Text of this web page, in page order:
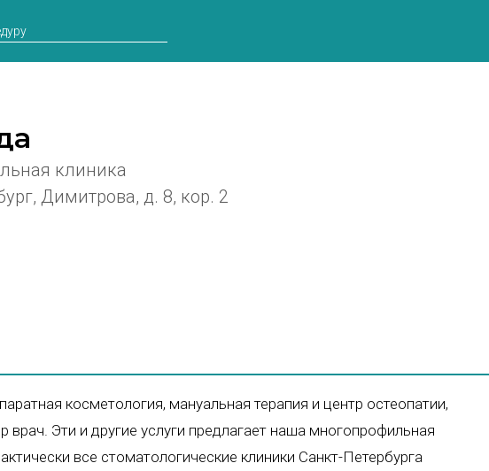
клиника
Димитрова, д. 8, кор. 2
косметология, мануальная терапия и центр остеопатии,
врач. Эти и другие услуги предлагает наша многопрофильная
все стоматологические клиники Санкт-Петербурга